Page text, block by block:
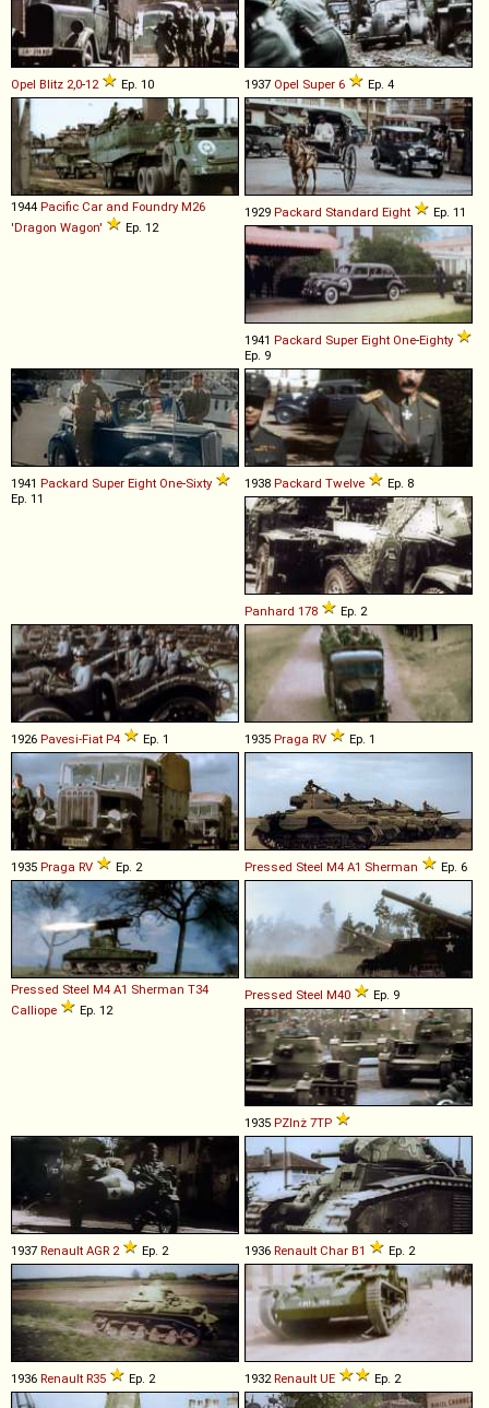
Opel Blitz 2,0-12 Ep. 10 1937 Opel Super 6 Ep. 4
1944 Pacific Car and Foundry M26
'Dragon Wagon' Ep. 12
1929 Packard Standard Eight Ep. 11
1941 Packard Super Eight One-Eighty
Ep. 9
1941 Packard Super Eight One-Sixty
Ep. 11
1938 Packard Twelve Ep. 8
Panhard 178 Ep. 2
1926 Pavesi-Fiat P4 Ep. 1 1935 Praga RV Ep. 1
1935 Praga RV Ep. 2 Pressed Steel M4 A1 Sherman Ep. 6
Pressed Steel M4 A1 Sherman T34
Calliope
Ep. 12
Pressed Steel M40 Ep. 9
1935 PZInż 7TP
1937 Renault AGR 2 Ep. 2 1936 Renault Char B1 Ep. 2
1936 Renault R35 Ep. 2 1932Renault UE Ep. 2